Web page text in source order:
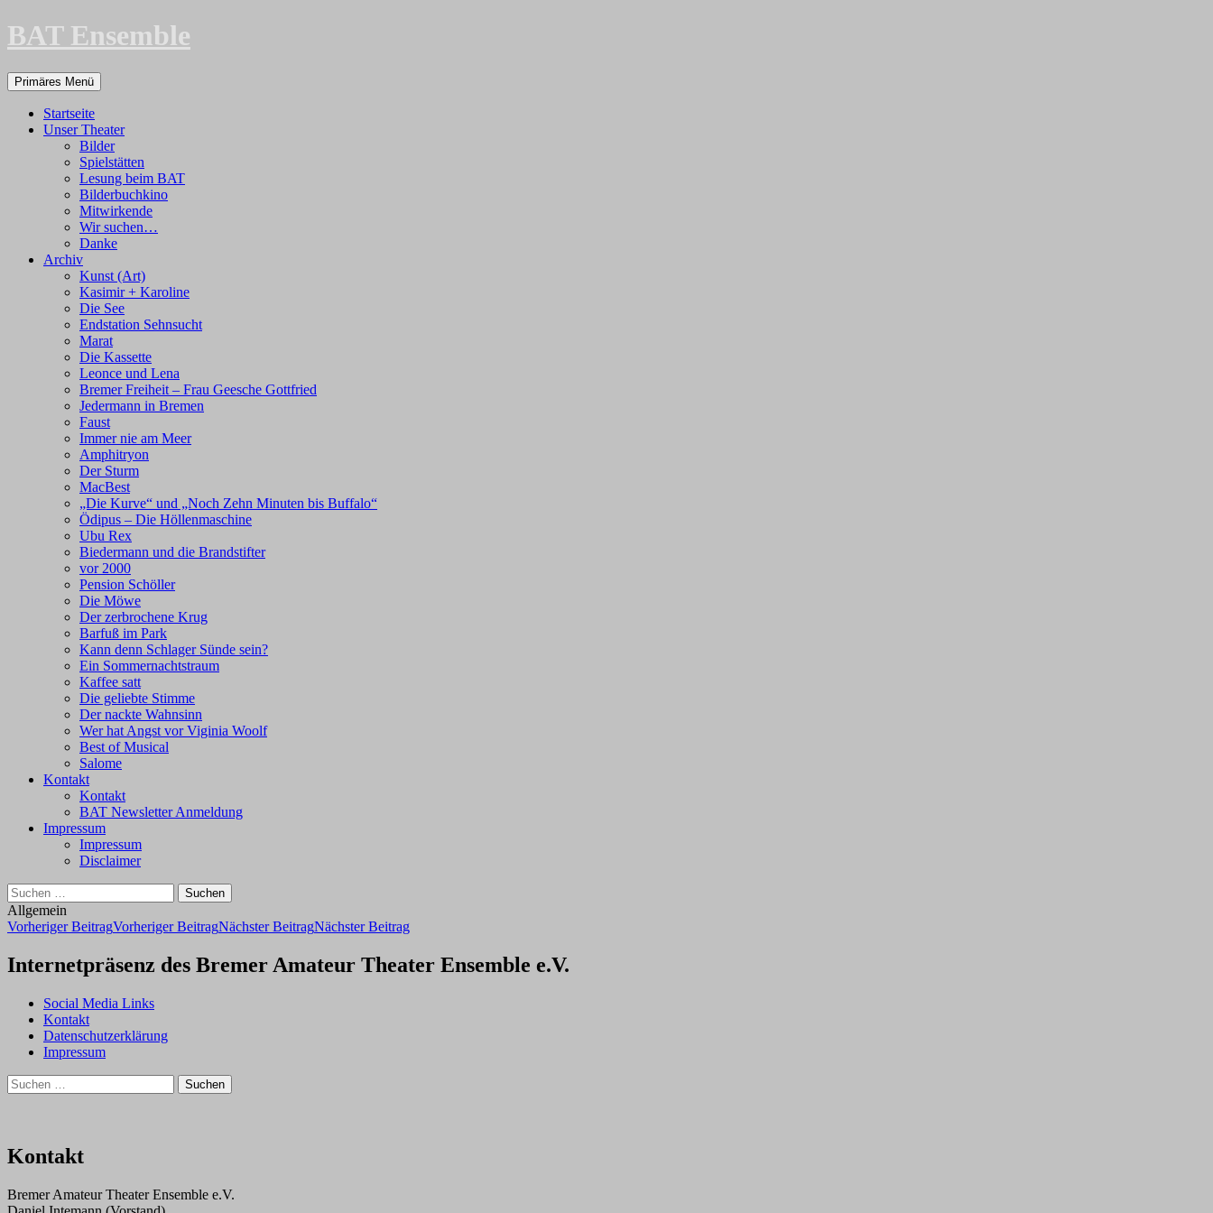
Zum
Inhalt
BAT Ensemble
Suchen
Primäres Menü
Startseite
Unser Theater
Bilder
Spielstätten
Lesung beim BAT
Bilderbuchkino
Mitwirkende
Wir suchen…
Danke
Archiv
Kunst (Art)
Kasimir + Karoline
Die See
Endstation Sehnsucht
Marat
Die Kassette
Leonce und Lena
Bremer Freiheit – Frau Geesche Gottfried
Jedermann in Bremen
Faust
Immer nie am Meer
Amphitryon
Der Sturm
MacBest
„Die Kurve“ und „Noch Zehn Minuten bis Buffalo“
Ödipus – Die Höllenmaschine
Ubu Rex
Biedermann und die Brandstifter
vor 2000
Pension Schöller
Die Möwe
Der zerbrochene Krug
Barfuß im Park
Kann denn Schlager Sünde sein?
Ein Sommernachtstraum
Kaffee satt
Die geliebte Stimme
Der nackte Wahnsinn
Wer hat Angst vor Viginia Woolf
Best of Musical
Salome
Kontakt
Kontakt
BAT Newsletter Anmeldung
Impressum
Impressum
Disclaimer
Suchen
nach:
Allgemein
Beitragsnavigation
Vorheriger BeitragVorheriger BeitragNächster BeitragNächster Beitrag
Internetpräsenz des Bremer Amateur Theater Ensemble e.V.
Social Media Links
Kontakt
Datenschutzerklärung
Impressum
Suchen
nach:
Kontakt
Bremer Amateur Theater Ensemble e.V.